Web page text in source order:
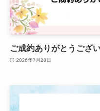
ご成約ありがとうござ
2026年7月28日